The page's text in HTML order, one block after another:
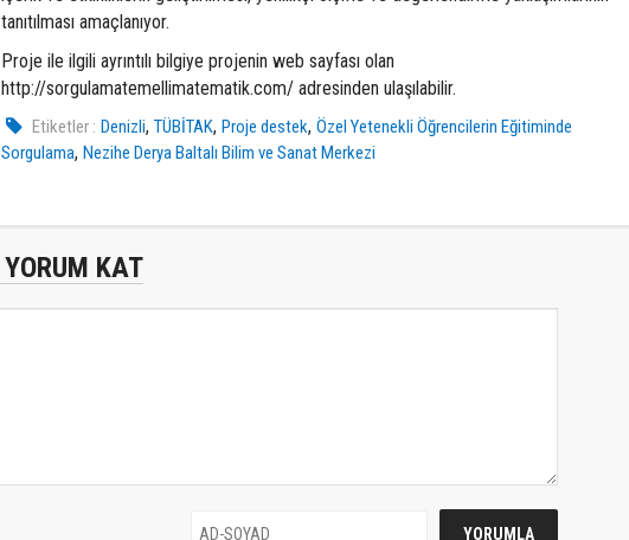
tanıtılması amaçlanıyor.
Proje ile ilgili ayrıntılı bilgiye projenin web sayfası olan
http://sorgulamatemellimatematik.com/ adresinden ulaşılabilir.
Etiketler : Denizli,TÜBİTAK,Proje destek,Özel Yetenekli Öğrencilerin Eğitiminde
Sorgulama, Nezihe Derya Baltalı Bilim ve Sanat Merkezi
YORUM KAT